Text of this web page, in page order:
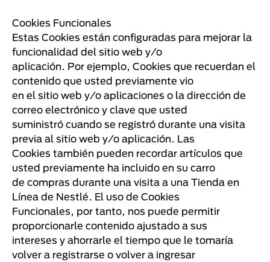
Cookies Funcionales
Estas Cookies están configuradas para mejorar la
funcionalidad del sitio web y/o
aplicación. Por ejemplo, Cookies que recuerdan el
contenido que usted previamente vio
en el sitio web y/o aplicaciones o la dirección de
correo electrónico y clave que usted
suministró cuando se registró durante una visita
previa al sitio web y/o aplicación. Las
Cookies también pueden recordar artículos que
usted previamente ha incluido en su carro
de compras durante una visita a una Tienda en
Línea de Nestlé. El uso de Cookies
Funcionales, por tanto, nos puede permitir
proporcionarle contenido ajustado a sus
intereses y ahorrarle el tiempo que le tomaría
volver a registrarse o volver a ingresar